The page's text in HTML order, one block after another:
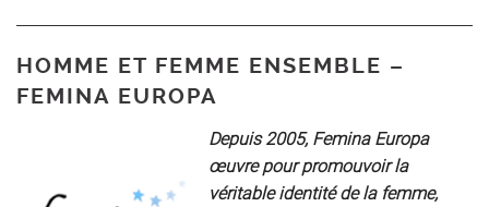
HOMME ET FEMME ENSEMBLE –
FEMINA EUROPA
Depuis 2005, Femina Europa
œuvre pour promouvoir la
véritable identité de la femme,